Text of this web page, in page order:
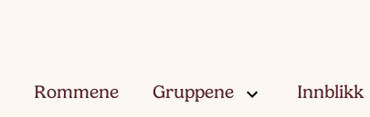
Rommene Gruppene Innblikk